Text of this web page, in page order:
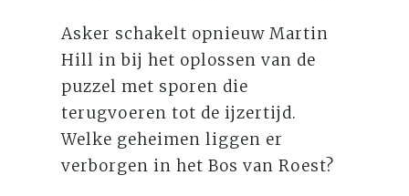
Asker schakelt opnieuw Martin
Hill in bij het oplossen van de
puzzel met sporen die
terugvoeren tot de ijzertijd.
Welke geheimen liggen er
verborgen in het Bos van Roest?